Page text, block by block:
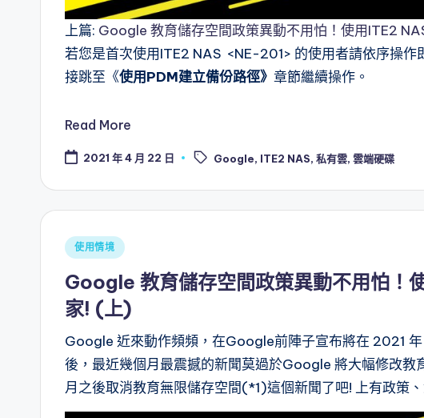
上篇: Google 教育儲存空間政策異動不用怕！使用ITE2
若您是首次使用ITE2 NAS <NE-201> 的使用者請依序操
接跳至《使用PDM建立備份路徑》 章節繼續操作。
Read More
2021 年 4 月 22 日
Tags: Google, ITE2 NAS,私有雲,雲端硬碟
Posted
使用情境
Google 教育儲存空間政策異動不用怕！
家! (上)
Google 近來動作頻頻，在Google前陣子宣布將在 2021
後，最近幾個月最震撼的新聞莫過於Google 將大幅修改
月之後取消教育無限儲存空間(*1)這個新聞了吧! 上有政策